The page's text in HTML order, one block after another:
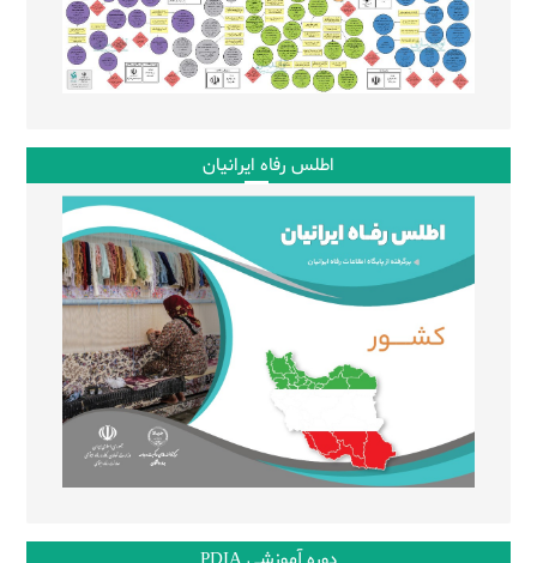
اطلس رفاه ایرانیان